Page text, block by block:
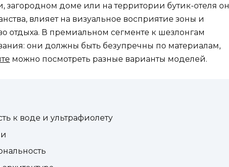
загородном доме или на территории бутик-отеля он
влияет на визуальное восприятие зоны и
отдыха. В премиальном сегменте к шезлонгам
они должны быть безупречны по материалам,
можно посмотреть разные варианты моделей.
к воде и ультрафиолету